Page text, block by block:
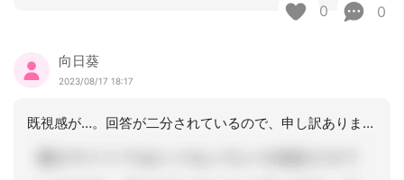
0 0
向日葵
2023/08/17 18:17
既視感が…。回答が二分されているので、申し訳ありませんが記載させて頂きます。おい